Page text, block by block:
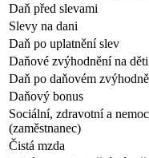
Daň před slevami
Slevy na dani
Daň po uplatnění slev
Daňové zvýhodnění na děti
Daň po daňovém
Daňový bonus
Sociální, zdravotní a
(zaměstnanec)
Čistá mzda